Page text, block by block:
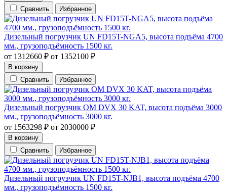
Сравнить
Избранное
Дизельный погрузчик UN FD15T-NGA5, высота подъёма 4700
мм., грузоподъёмность 1500 кг.
от 1312660 ₽ от 1352100 ₽
В корзину
Сравнить
Избранное
Дизельный погрузчик OM DVX 30 KAT, высота подъёма 3000
мм., грузоподъёмность 3000 кг.
от 1563298 ₽ от 2030000 ₽
В корзину
Сравнить
Избранное
Дизельный погрузчик UN FD15T-NJB1, высота подъёма 4700
мм., грузоподъёмность 1500 кг.